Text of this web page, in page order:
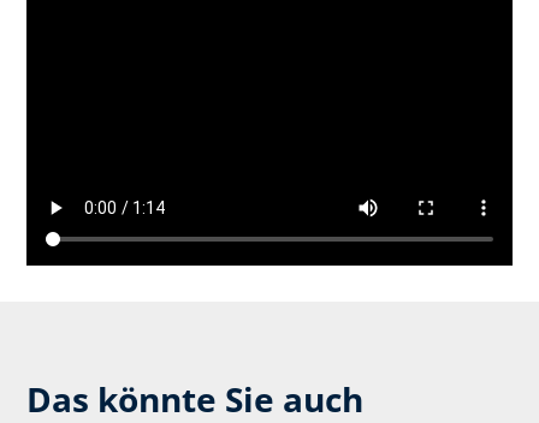
Das könnte Sie auch